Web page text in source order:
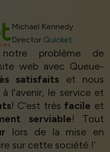
Michael Kennedy
Director Quicket
problème de
web avec Queue-
satisfaits et nous
l'avenir, le service et
! C'est très facile et
serviable! Tout
lors de la mise en
sur cette société !’